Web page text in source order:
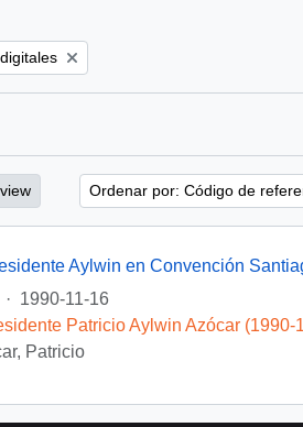
Ordenar por: Código de
Aylwin en Convención
· 1990-11-16
Patricio Aylwin Azócar (1990-
Patricio